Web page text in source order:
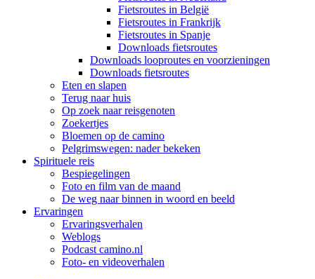
Fietsroutes in België
Fietsroutes in Frankrijk
Fietsroutes in Spanje
Downloads fietsroutes
Downloads looproutes en voorzieningen
Downloads fietsroutes
Eten en slapen
Terug naar huis
Op zoek naar reisgenoten
Zoekertjes
Bloemen op de camino
Pelgrimswegen: nader bekeken
Spirituele reis
Bespiegelingen
Foto en film van de maand
De weg naar binnen in woord en beeld
Ervaringen
Ervaringsverhalen
Weblogs
Podcast camino.nl
Foto- en videoverhalen